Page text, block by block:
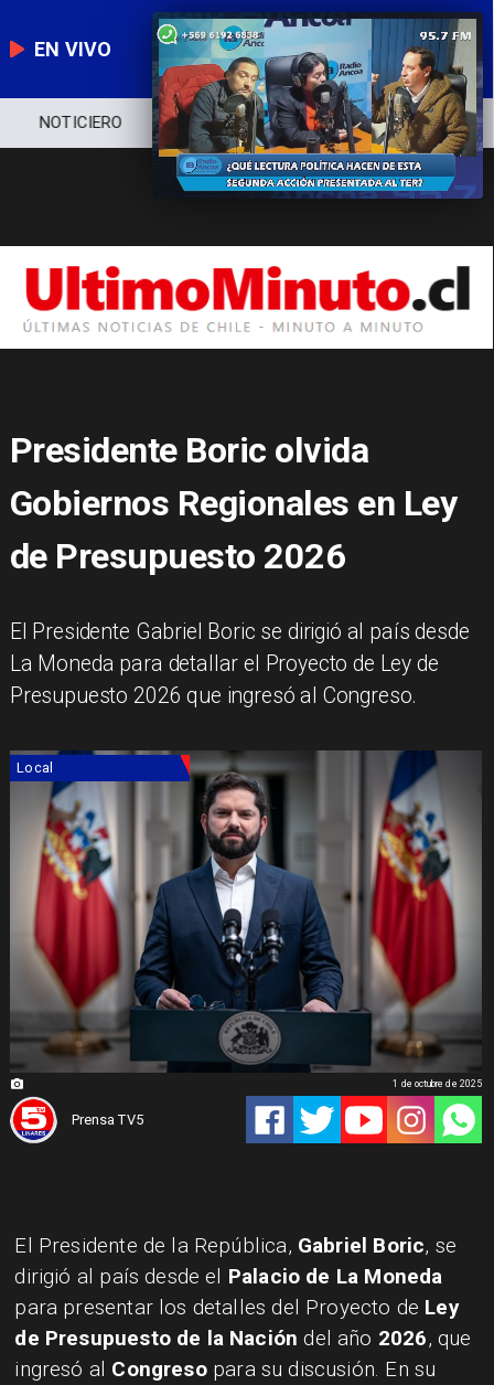
EN VIVO
NOTICIERO POLÍTICA ECONOMÍA
Presidente Boric olvida
Gobiernos Regionales en Ley
de Presupuesto 2026
El Presidente Gabriel Boric se dirigió al país desde
La Moneda para detallar el Proyecto de Ley de
Presupuesto 2026 que ingresó al Congreso.
Local
Prensa TV5
1 de octubre de 2025
El Presidente de la República, Gabriel Boric, se
dirigió al país desde el Palacio de La Moneda
para presentar los detalles del Proyecto de Ley
de Presupuesto de la Nación del año 2026, que
ingresó al Congresopara su discusión. En su